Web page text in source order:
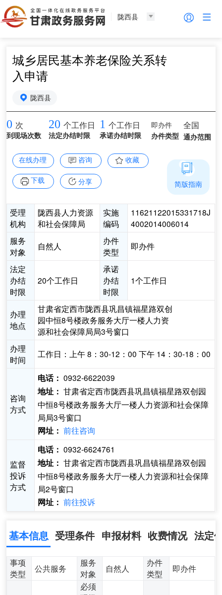
陇西县
城乡居民基本养老保险关系转
入申请
陇西县
0 次
到现场次数
20 个工作日
法定办结时限
1 个工作日
承诺办结时限
即办件
办件类型
全国
通办范围
在线办理 咨询 收藏
下载 分享
受理
机构
陇西县人力资源
和社会保障局
实施
编码
11621122015331718J
4002014006014
服务
对象
自然人
办件
类型
即办件
法定
办结
时限
20个工作日
承诺
办结
时限
1个工作日
办理
地点
甘肃省定西市陇西县巩昌镇福星路双创
园中恒8号楼政务服务大厅一楼人力资
源和社会保障局局3号窗口
办理
时间
工作日：上午 8：30-12：00 下午 14：30-18：00
咨询
方式
电话： 0932-6622039
地址： 甘肃省定西市陇西县巩昌镇福星路双创园
中恒8号楼政务服务大厅一楼人力资源和社会保障
局局3号窗口
网址： 前往咨询
监督
投诉
方式
电话： 0932-6624761
地址： 甘肃省定西市陇西县巩昌镇福星路双创园
中恒8号楼政务服务大厅一楼人力资源和社会保障
局2号窗口
网址： 前往投诉
简版指南
基本信息 受理条件 申报材料 收费情况 法定
事项
类型
公共服务
服务
对象
自然人
办件
类型
即办件
必须